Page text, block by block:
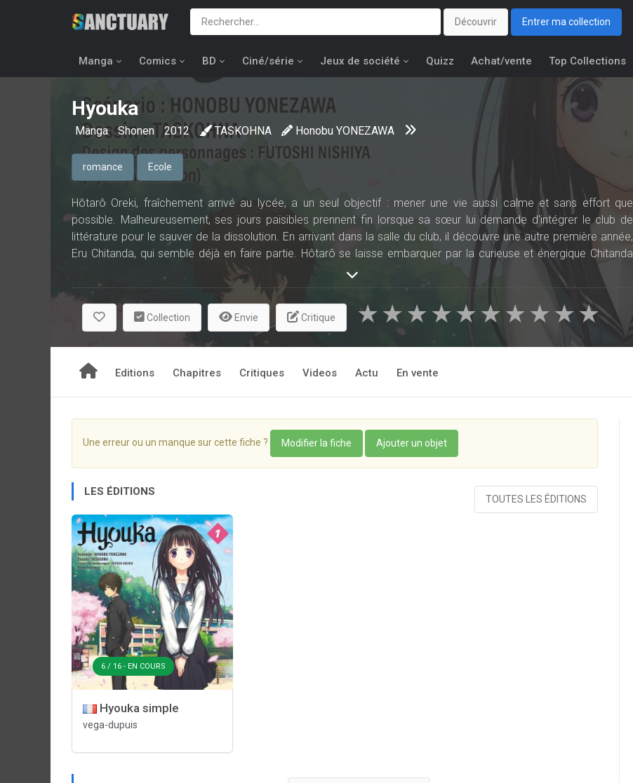
Découvrir Entrer ma collection
Manga Comics BD Ciné/série Jeux de société Quizz Achat/vente Top Collections
Hyouka
Manga Shonen 2012 TASKOHNA Honobu YONEZAWA
romance Ecole
Hôtarô Oreki, fraîchement arrivé au lycée, a un seul objectif : mener une vie aussi calme et sans effort que
possible. Malheureusement, ses jours paisibles prennent fin lorsque sa sœur lui demande d'intégrer le club de
littérature pour le sauver de la dissolution. En arrivant dans la salle du club, il découvre une autre première année,
Eru Chitanda, qui semble déjà en faire partie. Hôtarô se laisse embarquer par la curieuse et énergique Chitanda
dans une affaire de « chambre close ». Parviendront-ils à résoudre ce mystère ?
Collection Envie Critique ★
★
★
★
★
★
★
★
★
★
Editions Chapitres Critiques Videos Actu En vente
Une erreur ou un manque sur cette fiche ? Modifier la fiche Ajouter un objet
LES ÉDITIONS
TOUTES LES ÉDITIONS
6 / 16 - EN COURS
Hyouka simple
vega-dupuis